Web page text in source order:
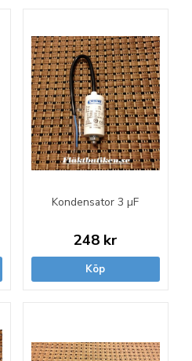
Kondensator 3 µF
248 kr
Köp